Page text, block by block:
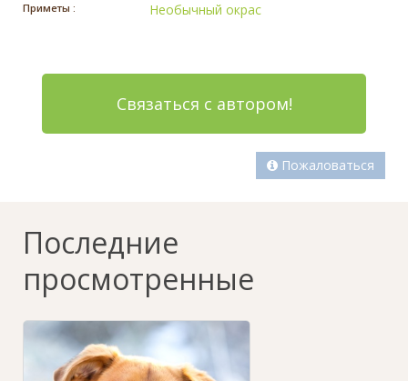
Приметы : Необычный окрас
Связаться с автором!
Пожаловаться
Последние
просмотренные